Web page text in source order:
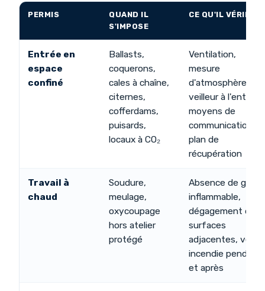
PERMIS
QUAND IL
S'IMPOSE
CE QU'IL VÉRIFIE
Entrée en
espace
confiné
Ballasts,
coquerons,
cales à chaîne,
citernes,
cofferdams,
puisards,
locaux à CO₂
Ventilation,
mesure
d'atmosphère,
veilleur à l'entrée,
moyens de
communication,
plan de
récupération
Travail à
chaud
Soudure,
meulage,
oxycoupage
hors atelier
protégé
Absence de gaz
inflammable,
dégagement des
surfaces
adjacentes, veille
incendie pendant
et après